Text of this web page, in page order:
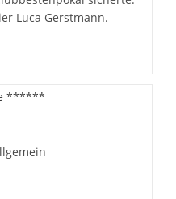
Luca Gerstmann.